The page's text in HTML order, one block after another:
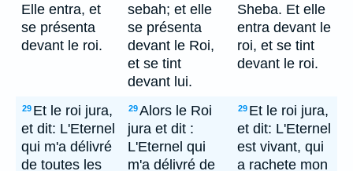
Elle entra, et
se présenta
devant le roi.
sebah; et elle
se présenta
devant le Roi,
et se tint
devant lui.
Sheba. Et elle
entra devant le
roi, et se tint
devant le roi.
29 Et le roi jura,
et dit: L'Eternel
qui m'a délivré
de toutes les
29Alors le Roi
jura et dit :
L'Eternel qui
m'a délivré de
29 Et le roi jura,
et dit: L'Eternel
est vivant, qui
a rachete mon